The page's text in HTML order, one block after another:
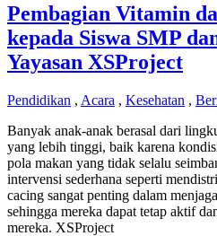
Pembagian Vitamin
kepada Siswa SMP
Yayasan XSProject
Pendidikan , Acara , Kesehatan ,
Banyak anak-anak berasal dari
yang lebih tinggi, baik karena
pola makan yang tidak selalu
intervensi sederhana seperti
cacing sangat penting dalam
sehingga mereka dapat tetap aktif
mereka. XSProject